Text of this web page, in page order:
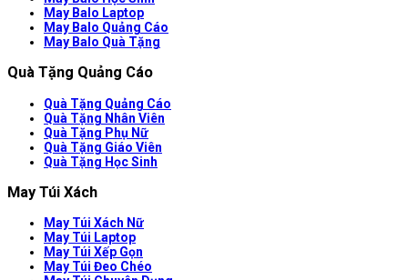
May Balo Laptop
May Balo Quảng Cáo
May Balo Quà Tặng
Quà Tặng Quảng Cáo
Quà Tặng Quảng Cáo
Quà Tặng Nhân Viên
Quà Tặng Phụ Nữ
Quà Tặng Giáo Viên
Quà Tặng Học Sinh
May Túi Xách
May Túi Xách Nữ
May Túi Laptop
May Túi Xếp Gọn
May Túi Đeo Chéo